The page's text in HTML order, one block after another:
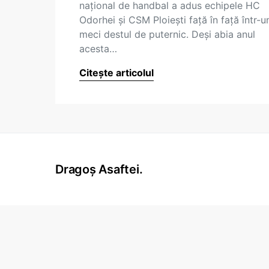
național de handbal a adus echipele HC
Odorhei și CSM Ploiești față în față într-
meci destul de puternic. Deși abia anul
acesta…
Citește articolul
Dragoș Asaftei.